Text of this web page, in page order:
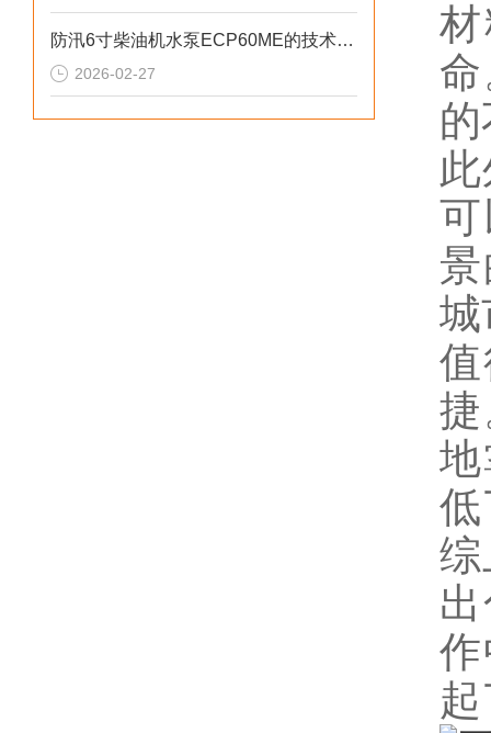
防汛6寸柴油机水泵ECP60ME的技术参数
2026-02-27
的
城
低
综